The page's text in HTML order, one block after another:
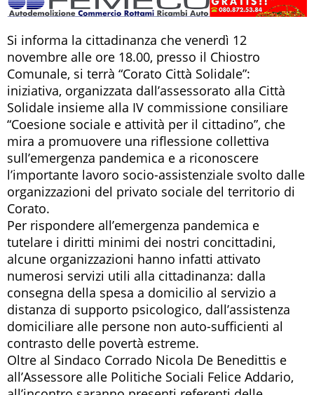
Si informa la cittadinanza che venerdì 12
novembre alle ore 18.00, presso il Chiostro
Comunale, si terrà “Corato Città Solidale”:
iniziativa, organizzata dall’assessorato alla Città
Solidale insieme alla IV commissione consiliare
“Coesione sociale e attività per il cittadino”, che
mira a promuovere una riflessione collettiva
sull’emergenza pandemica e a riconoscere
l’importante lavoro socio-assistenziale svolto dalle
organizzazioni del privato sociale del territorio di
Corato.
Per rispondere all’emergenza pandemica e
tutelare i diritti minimi dei nostri concittadini,
alcune organizzazioni hanno infatti attivato
numerosi servizi utili alla cittadinanza: dalla
consegna della spesa a domicilio al servizio a
distanza di supporto psicologico, dall’assistenza
domiciliare alle persone non auto-sufficienti al
contrasto delle povertà estreme.
Oltre al Sindaco Corrado Nicola De Benedittis e
all’Assessore alle Politiche Sociali Felice Addario,